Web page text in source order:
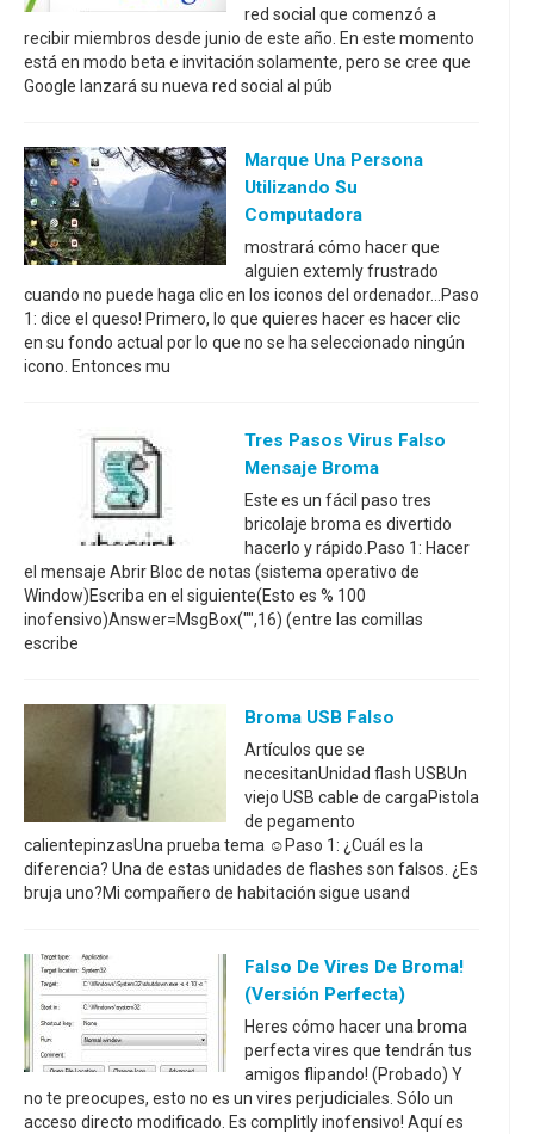
red social que comenzó a
recibir miembros desde junio de este año. En este momento
está en modo beta e invitación solamente, pero se cree que
Google lanzará su nueva red social al púb
Marque Una Persona
Utilizando Su
Computadora
mostrará cómo hacer que
alguien extemly frustrado
cuando no puede haga clic en los iconos del ordenador...Paso
1: dice el queso! Primero, lo que quieres hacer es hacer clic
en su fondo actual por lo que no se ha seleccionado ningún
icono. Entonces mu
Tres Pasos Virus Falso
Mensaje Broma
Este es un fácil paso tres
bricolaje broma es divertido
hacerlo y rápido.Paso 1: Hacer
el mensaje Abrir Bloc de notas (sistema operativo de
Window)Escriba en el siguiente(Esto es % 100
inofensivo)Answer=MsgBox("",16) (entre las comillas
escribe
Broma USB Falso
Artículos que se
necesitanUnidad flash USBUn
viejo USB cable de cargaPistola
de pegamento
calientepinzasUna prueba tema ☺Paso 1: ¿Cuál es la
diferencia? Una de estas unidades de flashes son falsos. ¿Es
bruja uno?Mi compañero de habitación sigue usand
Falso De Vires De Broma!
(Versión Perfecta)
Heres cómo hacer una broma
perfecta vires que tendrán tus
amigos flipando! (Probado) Y
no te preocupes, esto no es un vires perjudiciales. Sólo un
acceso directo modificado. Es complitly inofensivo! Aquí es